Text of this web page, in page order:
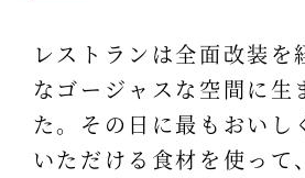
レストランは全面改装を
なゴージャスな空間に生
た。その日に最もおいし
いただける食材を使って